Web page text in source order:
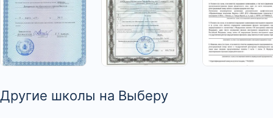
Другие школы на Выберу